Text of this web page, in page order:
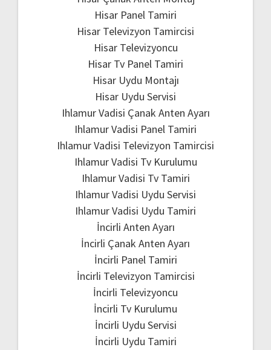
Hisar Panel Tamiri
Hisar Televizyon Tamircisi
Hisar Televizyoncu
Hisar Tv Panel Tamiri
Hisar Uydu Montajı
Hisar Uydu Servisi
Ihlamur Vadisi Çanak Anten Ayarı
Ihlamur Vadisi Panel Tamiri
Ihlamur Vadisi Televizyon Tamircisi
Ihlamur Vadisi Tv Kurulumu
Ihlamur Vadisi Tv Tamiri
Ihlamur Vadisi Uydu Servisi
Ihlamur Vadisi Uydu Tamiri
İncirli Anten Ayarı
İncirli Çanak Anten Ayarı
İncirli Panel Tamiri
İncirli Televizyon Tamircisi
İncirli Televizyoncu
İncirli Tv Kurulumu
İncirli Uydu Servisi
İncirli Uydu Tamiri